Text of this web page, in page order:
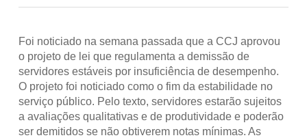
Foi noticiado na semana passada que a CCJ aprovou
o projeto de lei que regulamenta a demissão de
servidores estáveis por insuficiência de desempenho.
O projeto foi noticiado como o fim da estabilidade no
serviço público. Pelo texto, servidores estarão sujeitos
a avaliações qualitativas e de produtividade e poderão
ser demitidos se não obtiverem notas mínimas. As